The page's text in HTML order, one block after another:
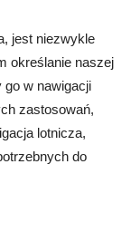
jest niezwykle
określanie naszej
go w nawigacji
zastosowań,
lotnicza,
do